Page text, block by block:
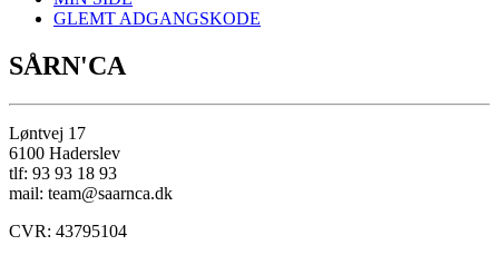
GLEMT ADGANGSKODE
SÅRN'CA
Løntvej 17
6100 Haderslev
tlf: 93 93 18 93
mail: team@saarnca.dk
CVR: 43795104